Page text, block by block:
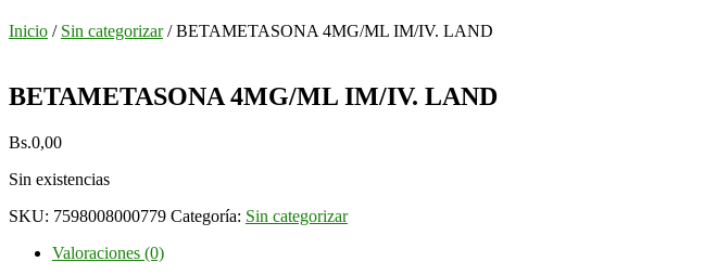
Inicio / Sin categorizar/ BETAMETASONA 4MG/ML IM/IV. LAND
BETAMETASONA 4MG/ML IM/IV. LAND
Bs.0,00
Sin existencias
SKU: 7598008000779 Categoría: Sin categorizar
Valoraciones (0)